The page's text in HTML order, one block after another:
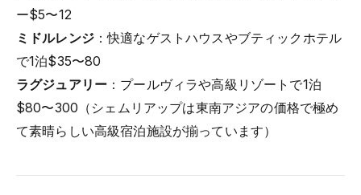
ー$5〜12
ミドルレンジ：快適なゲストハウスやブティックホテル
で1泊$35〜80
ラグジュアリー ：プールヴィラや高級リゾートで1泊
$80〜300（シェムリアップは東南アジアの価格で極め
て素晴らしい高級宿泊施設が揃っています）